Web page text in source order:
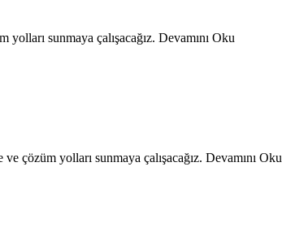
sunmaya çalışacağız. Devamını Oku
çözüm yolları sunmaya çalışacağız. Devamını Oku